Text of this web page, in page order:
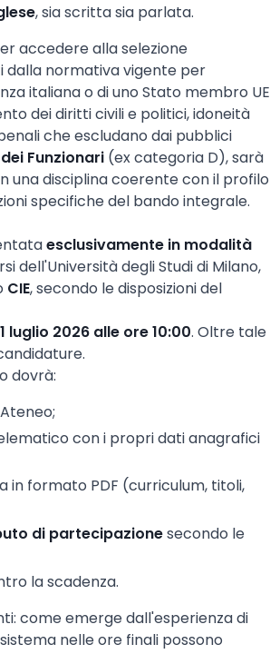
, sia scritta sia parlata.
accedere alla selezione
dalla normativa vigente per
italiana o di uno Stato membro UE
dei diritti civili e politici, idoneità
che escludano dai pubblici
Funzionari (ex categoria D), sarà
una disciplina coerente con il profilo
specifiche del bando integrale.
esclusivamente in modalità
dell'Università degli Studi di Milano,
CIE, secondo le disposizioni del
luglio 2026 alle ore 10:00. Oltre tale
dovrà:
con i propri dati anagrafici
in formato PDF (curriculum, titoli,
di partecipazionesecondo le
la scadenza.
come emerge dall'esperienza di
nelle ore finali possono